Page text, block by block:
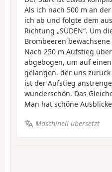
Als ich nach 500 m an
ich ab und folgte dem
Richtung „SÜDEN“. Um
Brombeeren
Nach 250 m Aufstieg
abgebogen, um auf
gelangen, der uns
ist der Aufstieg
wunderschön. Das
Man hat schöne
Maschinell übersetzt